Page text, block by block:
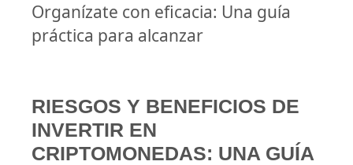
Organízate con eficacia: Una guía
práctica para alcanzar
RIESGOS Y BENEFICIOS DE
INVERTIR EN
CRIPTOMONEDAS: UNA GUÍA